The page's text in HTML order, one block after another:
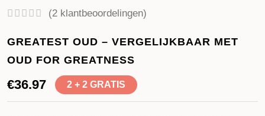
(2 klantbeoordelingen)
GREATEST OUD – VERGELIJKBAAR MET
OUD FOR GREATNESS
€36.97 2 + 2 GRATIS